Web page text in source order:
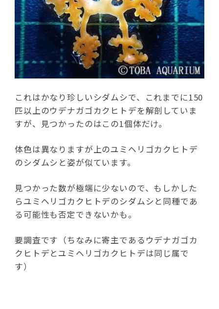
これはかなり珍しいシダムシで、これまでに150
匹以上のウデナガゴカクヒトデを解剖していま
すが、見つかったのはこの1個体だけ。
体色は異なりますが上のユミヘリゴカクヒトデ
のシダムシと姿が似ています。
見つかった数が極端に少ないので、もしかした
らユミヘリゴカクヒトデのシダムシと同種であ
る可能性も否定できないかも。
要調査です（ちなみに寄主であるウデナガゴカ
クヒトデとユミヘリゴカクヒトデは同じ属で
す）